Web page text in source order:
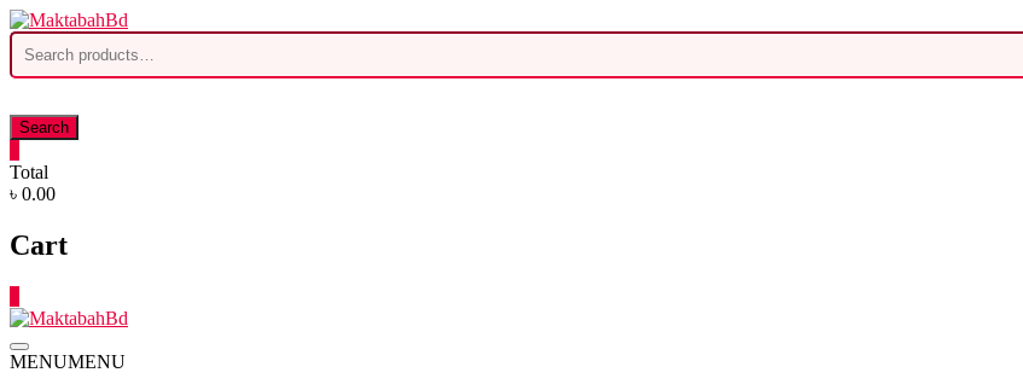
Skip
to
content
Search
for:
Search
Total
৳ 0.00
Cart
MENUMENU